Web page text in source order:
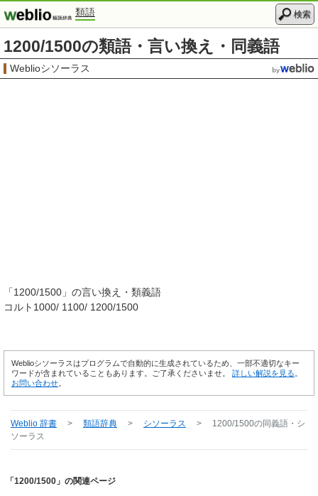
類語 検索
1200/1500の類語・言い換え・同義語
Weblioシソーラス
「1200/1500 」の言い換え・類義語
コルト1000/ 1100/ 1200/1500
Weblioシソーラスはプログラムで自動的に生成されているため、一部不適切なキー
ワードが含まれていることもあります。ご了承くださいませ。 詳しい解説を見る
お問い合わせ
Weblio 辞書 > 類語辞典 > シソーラス > 1200/1500の同義語・シ
ソーラス
「1200/1500」の関連ページ